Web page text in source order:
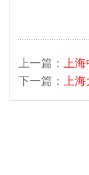
上一篇：
上
下一篇：
上